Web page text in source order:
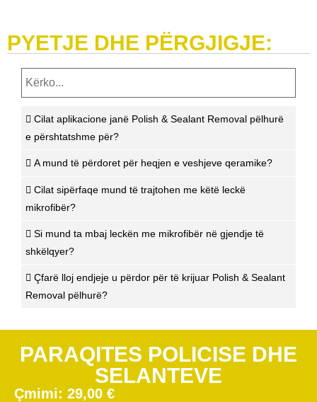
PYETJE DHE PËRGJIGJE:
Cilat aplikacione janë Polish & Sealant Removal pëlhurë
e përshtatshme për?
A mund të përdoret për heqjen e veshjeve qeramike?
Cilat sipërfaqe mund të trajtohen me këtë leckë
mikrofibër?
Si mund ta mbaj leckën me mikrofibër në gjendje të
shkëlqyer?
Çfarë lloj endjeje u përdor për të krijuar Polish & Sealant
Removal pëlhurë?
PARAQITES POLICISE DHE
SELANTEVE
Çmimi: 29,00 €